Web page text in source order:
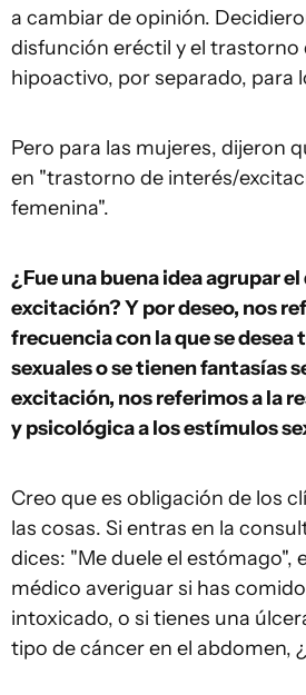
a cambiar de opinión.
disfunción eréctil y el trastorno
hipoactivo, por separado, para
Pero para las mujeres, dijeron
en "trastorno de interés/
femenina".
¿Fue una buena idea agrupar el
excitación? Y por deseo, nos
frecuencia con la que se desea
sexuales o se tienen fantasías
excitación, nos referimos a la
y psicológica a los estímulos
Creo que es obligación de los
las cosas. Si entras en la
dices: "Me duele el estómago",
médico averiguar si has
intoxicado, o si tienes una
tipo de cáncer en el abdomen,